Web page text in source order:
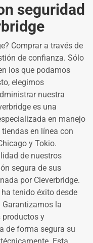
seguridad
Comprar a través de
de confianza. Sólo
los que podamos
elegimos
nuestra
es una
en manejo
en línea con
y Tokio.
de nuestros
segura de sus
por Cleverbridge.
tenido éxito desde
Garantizamos la
productos y
de forma segura su